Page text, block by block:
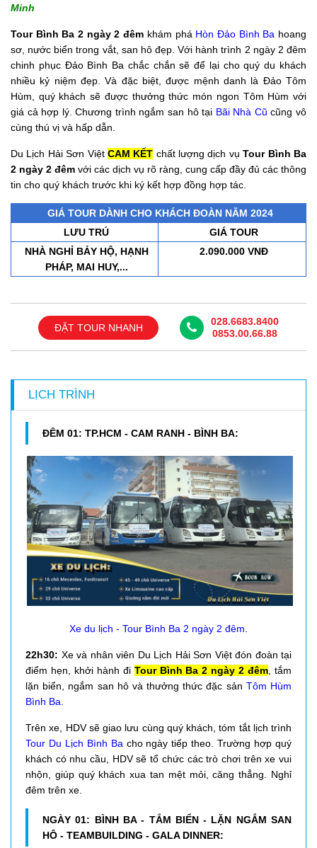
Minh
Tour Bình Ba 2 ngày 2 đêm khám phá Hòn Đảo Bình Ba hoang
sơ, nước biển trong vắt, san hô đẹp. Với hành trình 2 ngày 2 đêm
chinh phục Đảo Bình Ba chắc chắn sẽ để lại cho quý du khách
nhiều kỷ niệm đẹp. Và đặc biệt, được mệnh danh là Đảo Tôm
Hùm, quý khách sẽ được thưởng thức món ngon Tôm Hùm với
giá cả hợp lý. Chương trình ngắm san hô tại Bãi Nhà Cũcũng vô
cùng thú vị và hấp dẫn.
Du Lịch Hải Sơn Việt CAM KẾT chất lượng dịch vụTour Bình Ba
2 ngày 2 đêm với các dịch vụ rõ ràng, cung cấp đầy đủ các thông
tin cho quý khách trước khi ký kết hợp đồng hợp tác.
GIÁ TOUR DÀNH CHO KHÁCH ĐOÀN NĂM 2024
LƯU TRÚ
GIÁ TOUR
NHÀ NGHỈ BẢY HỘ, HẠNH
PHÁP, MAI HUY,...
2.090.000 VNĐ
ĐẶT TOUR NHANH
028.6683.8400
0853.00.66.88
LỊCH TRÌNH
ĐÊM 01: TP.HCM - CAM RANH - BÌNH BA:
Xe du lịch - Tour Bình Ba 2 ngày 2 đêm.
22h30: Xe và nhân viên Du Lịch Hải Sơn Việtđón đoàn tại
điểm hẹn, khởi hành đi Tour Bình Ba 2 ngày 2 đêm , tắm
lặn biển, ngắm san hô và thưởng thức đặc sản Tôm Hùm
Bình Ba.
Trên xe, HDV sẽ giao lưu cùng quý khách, tóm tắt lịch trình
Tour Du Lịch Bình Ba cho ngày tiếp theo. Trường hợp quý
khách có nhu cầu, HDV sẽ tổ chức các trò chơi trên xe vui
nhộn, giúp quý khách xua tan mệt mỏi, căng thẳng. Nghỉ
đêm trên xe.
NGÀY 01: BÌNH BA - TẮM BIỂN - LẶN NGẮM SAN
HÔ - TEAMBUILDING - GALA DINNER: